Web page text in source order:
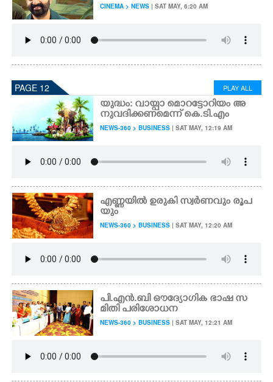
CINEMA > NEWS | SAT MAY, 6:20 AM
PAGE 12 PLAY ALL
യുദ്ധം: വായ്പാ മൊറട്ടോറിയം അ
നുവദിക്കണമെന്ന് കെ.ടി.എം
NEWS-360 > BUSINESS | SAT MAY, 12:19 AM
എണ്ണയിൽ ഉരുകി സ്വ​ർ​ണവും രൂപ
യും
NEWS-360 > BUSINESS | SAT MAY, 12:20 AM
പി.എൻ.ബി ഔദ്യോഗിക ഭാഷ സ
മിതി പരിശോധന
NEWS-360 > BUSINESS | SAT MAY, 12:21 AM